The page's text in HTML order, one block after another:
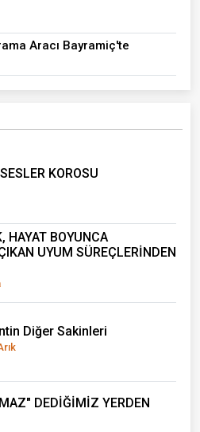
Aracı Bayramiç'te
KOROSU
HAYAT BOYUNCA
UYUM SÜREÇLERİNDEN
Diğer Sakinleri
DEDİĞİMİZ YERDEN